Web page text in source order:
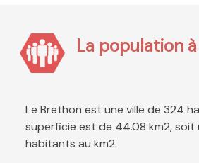
La population
Le Brethon est une ville de 324
superficie est de 44.08 km2, soit
habitants au km2.